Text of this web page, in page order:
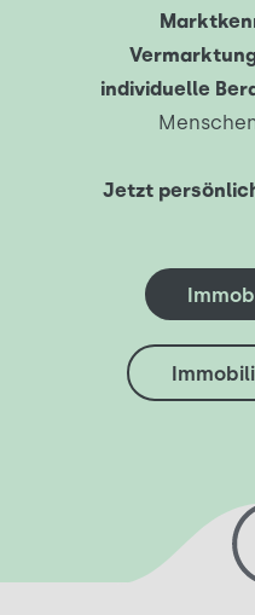
individuelle
Jetzt